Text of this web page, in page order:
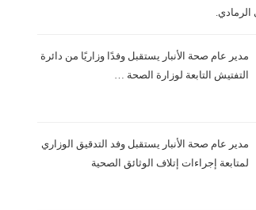
مدير عام صحة الأنبار يستقبل وفدًا وزاريًا من دائرة
التفتيش التابعة لوزارة الصحة …
مدير عام صحة الأنبار يستقبل وفد التدقيق الوزاري
لمتابعة إجراءات إتلاف الوثائق الصحية